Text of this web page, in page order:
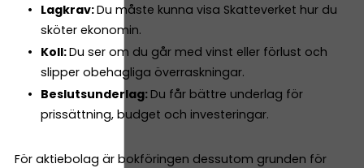
Lagkrav:Du måste kunna visa Skatteverket hur du
sköter ekonomin.
Koll:Du ser om du går med vinst eller förlust och
slipper obehagliga överraskningar.
Beslutsunderlag: Du får bättre underlag för
prissättning, budget och investeringar.
För aktiebolag är bokföringen dessutom grunden för